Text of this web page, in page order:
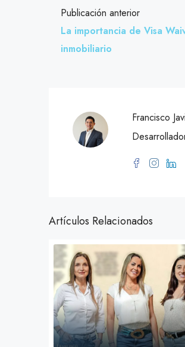
Publicación anterior
​La importancia de Visa
inmobiliario
Francisco
Artículos Relacionados